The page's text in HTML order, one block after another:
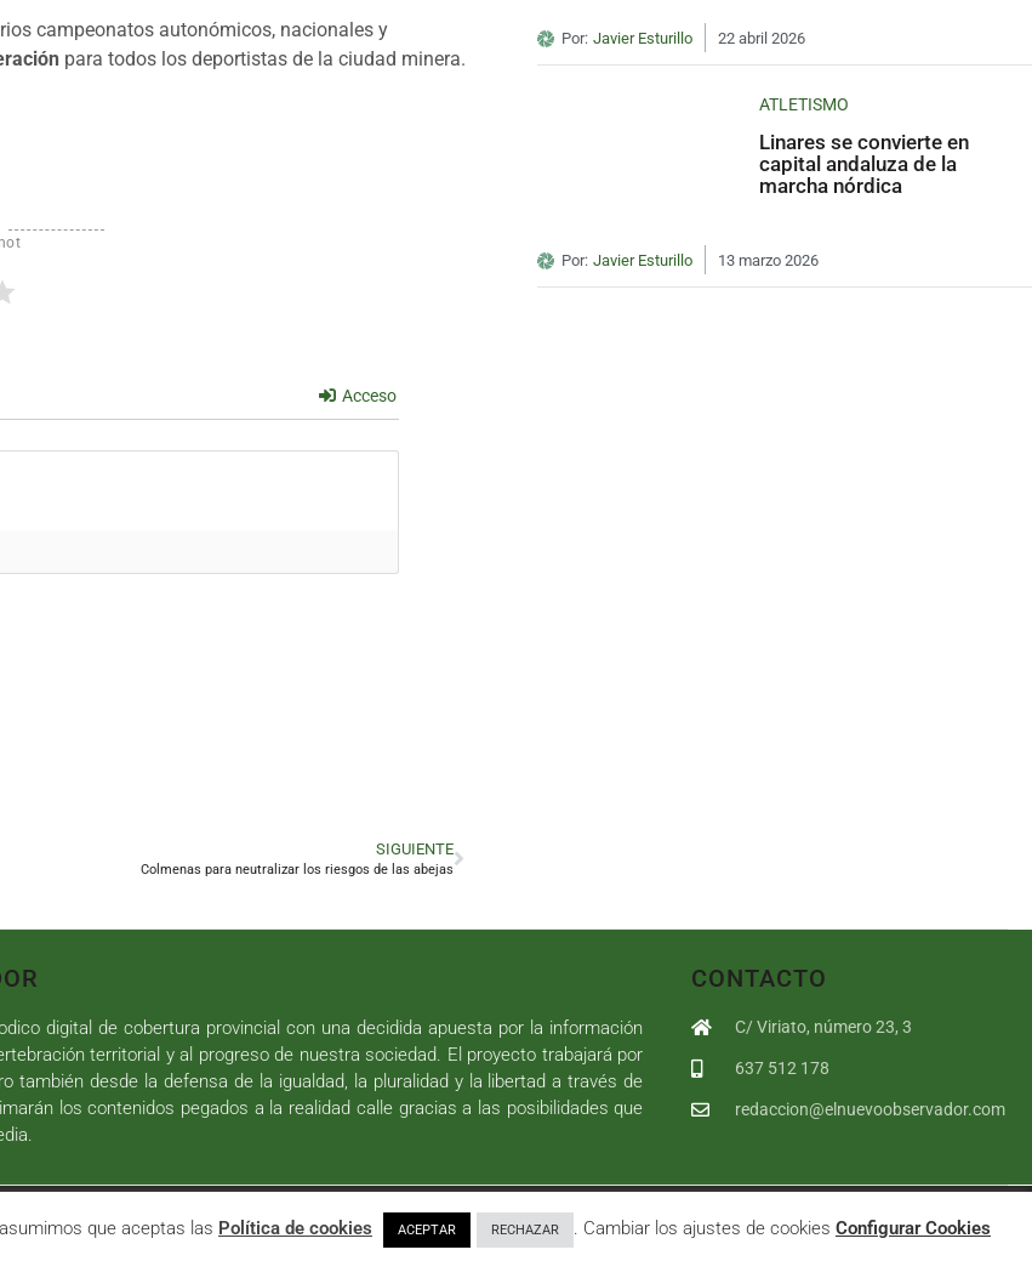
campeonatos autonómicos, nacionales y
para todos los deportistas de la ciudad minera.
Acceso
SIGUIENTE
Colmenas para neutralizar los riesgos de las abejas
Por: Javier Esturillo 22 abril 2026
ATLETISMO
Linares se convierte en
capital andaluza de la
marcha nórdica
Por: Javier Esturillo 13 marzo 2026
digital de cobertura provincial con una decidida apuesta por la información
territorial y al progreso de nuestra sociedad. El proyecto trabajará por
también desde la defensa de la igualdad, la pluralidad y la libertad a través de
los contenidos pegados a la realidad calle gracias a las posibilidades que
CONTACTO
C/ Viriato, número 23, 3
637 512 178
redaccion@elnuevoobservador.com
|Política de Privacidad|Política de cookies
que aceptas las Política de cookies ACEPTAR RECHAZAR . Cambiar los ajustes de cookies Configurar Cookies